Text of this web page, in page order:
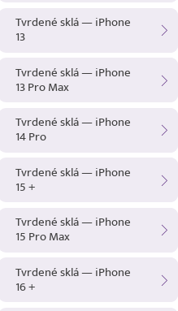
Tvrdené sklá — iPhone
13
Tvrdené sklá — iPhone
13 Pro Max
Tvrdené sklá — iPhone
14 Pro
Tvrdené sklá — iPhone
15 +
Tvrdené sklá — iPhone
15 Pro Max
Tvrdené sklá — iPhone
16 +